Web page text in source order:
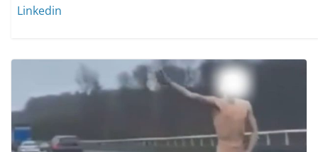
Linkedin